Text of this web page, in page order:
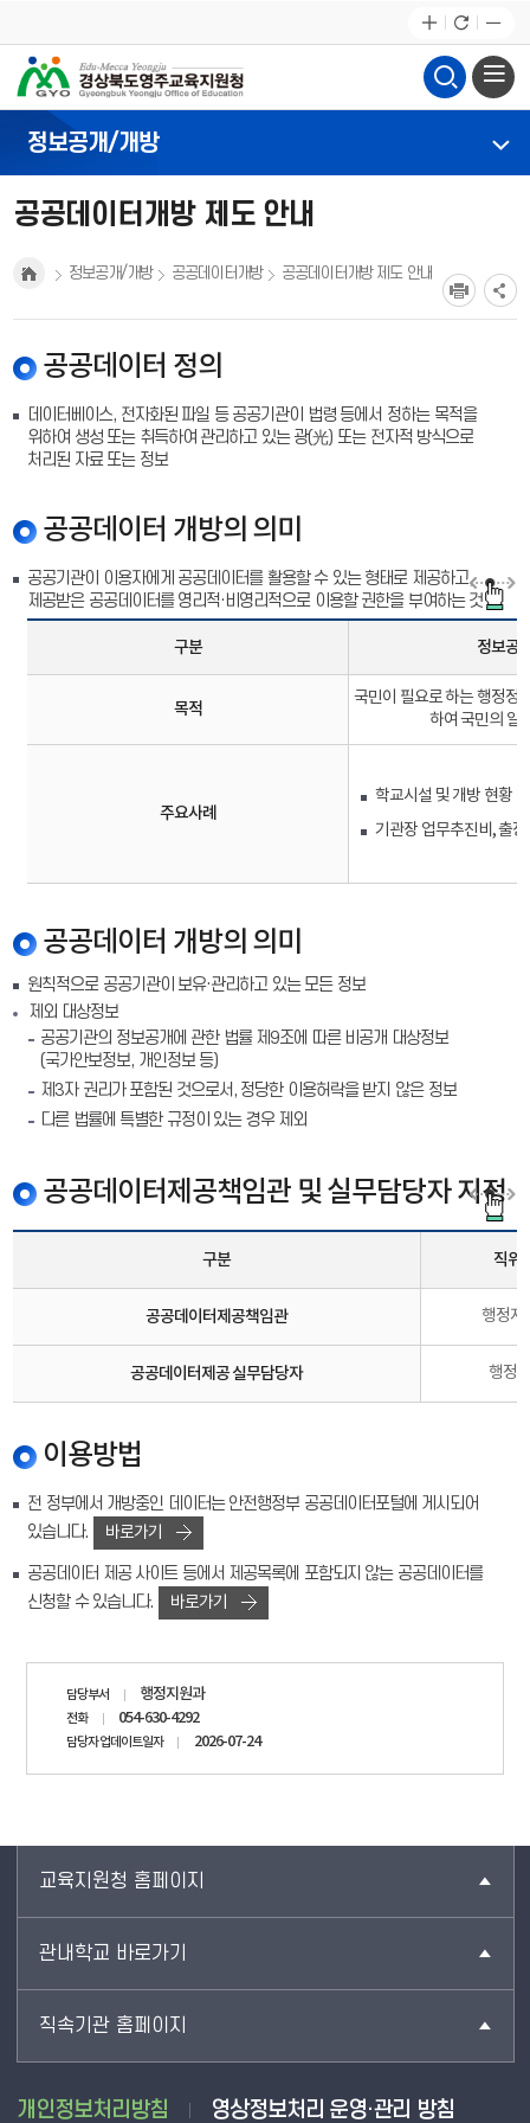
정보공개/개방
정보공개/개방 공공데이터개방 공공데이터개방 제도 안내
공공데이터개방 제도 안내
공공데이터 정의
데이터베이스, 전자화된 파일 등 공공기관이 법령 등에서 정하는 목적을
위하여 생성 또는 취득하여 관리하고 있는 광(光) 또는 전자적 방식으로
처리된 자료 또는 정보
공공데이터 개방의 의미
공공기관이 이용자에게 공공데이터를 활용할 수 있는 형태로 제공하고,
제공받은 공공데이터를영리적·비영리적으로 이용할 권한을 부여하는 것
구분 정보공
목적
국민이 필요로 하는 행정정
하여 국민의 알
주요사례
학교시설 및 개방 현황
기관장 업무추진비, 출
공공데이터 개방의 의미
원칙적으로 공공기관이 보유·관리하고 있는 모든 정보
제외 대상정보
공공기관의 정보공개에 관한 법률 제9조에 따른 비공개 대상정보
(국가안보정보, 개인정보 등)
제3자 권리가 포함된 것으로서, 정당한 이용허락을 받지 않은 정보
다른 법률에 특별한 규정이 있는 경우 제외
공공데이터제공책임관 및 실무담당자 지정
구분 직위
공공데이터제공책임관 행정지
공공데이터제공 실무담당자 행정
이용방법
전 정부에서 개방중인 데이터는 안전행정부 공공데이터포털에 게시되어
있습니다.
바로가기
공공데이터 제공 사이트 등에서 제공목록에 포함되지 않는 공공데이터를
신청할 수 있습니다.
바로가기
담당부서 행정지원과
전화 054-630-4292
담당자 업데이트일자 2026-07-24
교육지원청 홈페이지
관내학교 바로가기
직속기관 홈페이지
개인정보처리방침 영상정보처리 운영·관리 방침